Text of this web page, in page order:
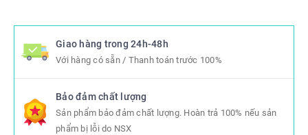
Giao hàng trong 24h-48h
Với hàng có sẵn / Thanh toán trước 100%
Bảo đảm chất lượng
Sản phẩm bảo đảm chất lượng. Hoàn trả 100% nếu sản
phẩm bị lỗi do NSX